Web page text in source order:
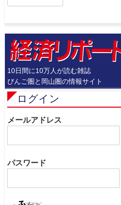
10日間に10万人が読む雑誌
びんご圏と岡山圏の情報サイト
ログイン
メールアドレス
パスワード